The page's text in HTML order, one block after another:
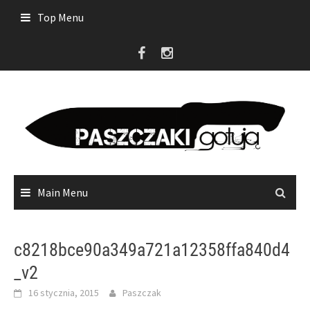
Top Menu
Main Menu
c8218bce90a349a721a12358ffa840d4
_v2
16 stycznia, 2015 Paszczak